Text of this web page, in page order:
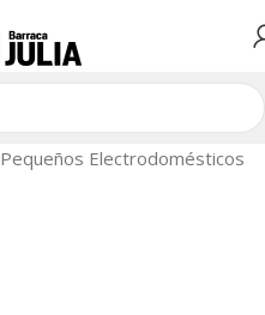
Pequeños Electrodomésticos